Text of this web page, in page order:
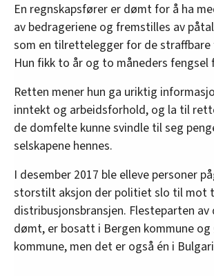
En regnskapsfører er dømt for å ha
av bedrageriene og fremstilles av
som en tilrettelegger for de straffbare
Hun fikk to år og to måneders fengsel
Retten mener hun ga uriktig
inntekt og arbeidsforhold, og la til
de domfelte kunne svindle til seg
selskapene hennes.
I desember 2017 ble elleve personer
storstilt aksjon der politiet slo til mot
distribusjonsbransjen. Flesteparten av
dømt, er bosatt i Bergen kommune
kommune, men det er også én i